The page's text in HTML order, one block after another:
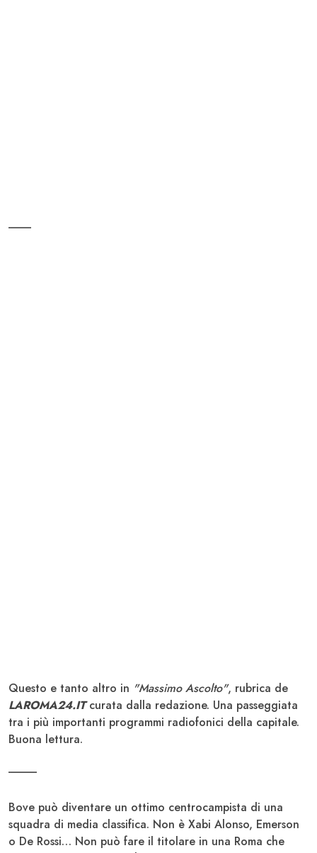
Questo e tanto altro in "Massimo Ascolto", rubrica de
LAROMA24.ITcurata dalla redazione. Una passeggiata
tra i più importanti programmi radiofonici della capitale.
Buona lettura.
Bove può diventare un ottimo centrocampista di una
squadra di media classifica. Non è Xabi Alonso, Emerson
o De Rossi… Non può fare il titolare in una Roma che